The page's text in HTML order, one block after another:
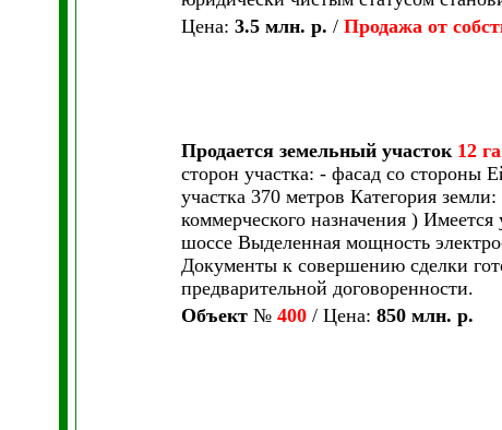
Цена: 3.5 млн. р. / Продажа от
Продается земельный участок 12 га
сторон участка: - фасад со стороны
участка 370 метров Категория земли:
коммерческого назначения )
шоссе Выделенная мощность
Документы к совершению сделки
предварительной договоренности.
Объект № 400 / Цена: 850 млн. р.